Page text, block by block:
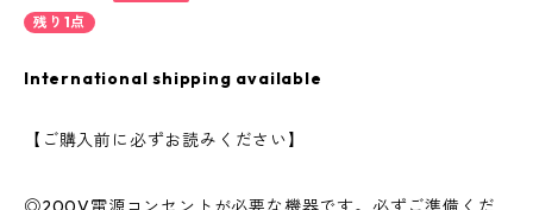
残り1点
International shipping available
【ご購入前に必ずお読みください】